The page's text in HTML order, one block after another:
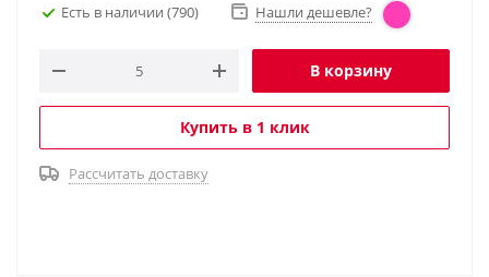
Есть в наличии (790) Нашли дешевле?
В корзину
Купить в 1 клик
Рассчитать доставку